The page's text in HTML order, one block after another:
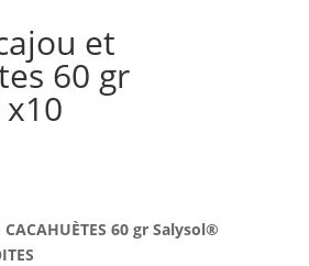
et
60 gr
60gr Salysol®